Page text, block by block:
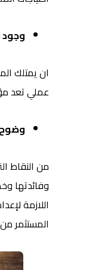
ان يمتلك
عملي تعد
وضوح
من النقاط
وفائدتها
اللازمة
المستثمر